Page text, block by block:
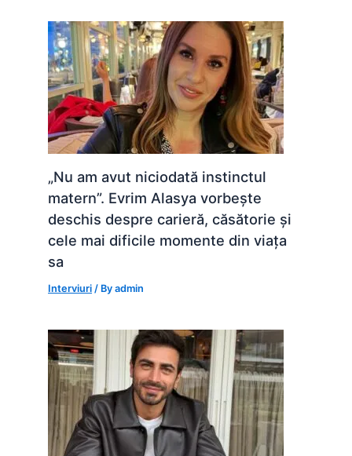
„Nu am avut niciodată instinctul
matern”. Evrim Alasya vorbește
deschis despre carieră, căsătorie și
cele mai dificile momente din viața
sa
Interviuri / Byadmin